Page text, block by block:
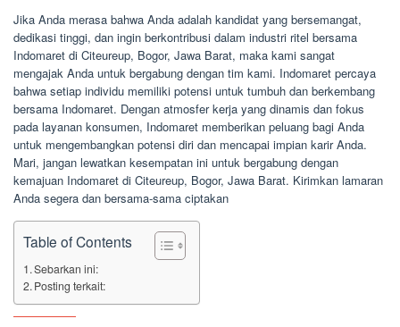
Jika Anda merasa bahwa Anda adalah kandidat yang bersemangat,
dedikasi tinggi, dan ingin berkontribusi dalam industri ritel bersama
Indomaret di Citeureup, Bogor, Jawa Barat, maka kami sangat
mengajak Anda untuk bergabung dengan tim kami. Indomaret percaya
bahwa setiap individu memiliki potensi untuk tumbuh dan berkembang
bersama Indomaret. Dengan atmosfer kerja yang dinamis dan fokus
pada layanan konsumen, Indomaret memberikan peluang bagi Anda
untuk mengembangkan potensi diri dan mencapai impian karir Anda.
Mari, jangan lewatkan kesempatan ini untuk bergabung dengan
kemajuan Indomaret di Citeureup, Bogor, Jawa Barat. Kirimkan lamaran
Anda segera dan bersama-sama ciptakan
Table of Contents
Sebarkan ini:
Posting terkait: